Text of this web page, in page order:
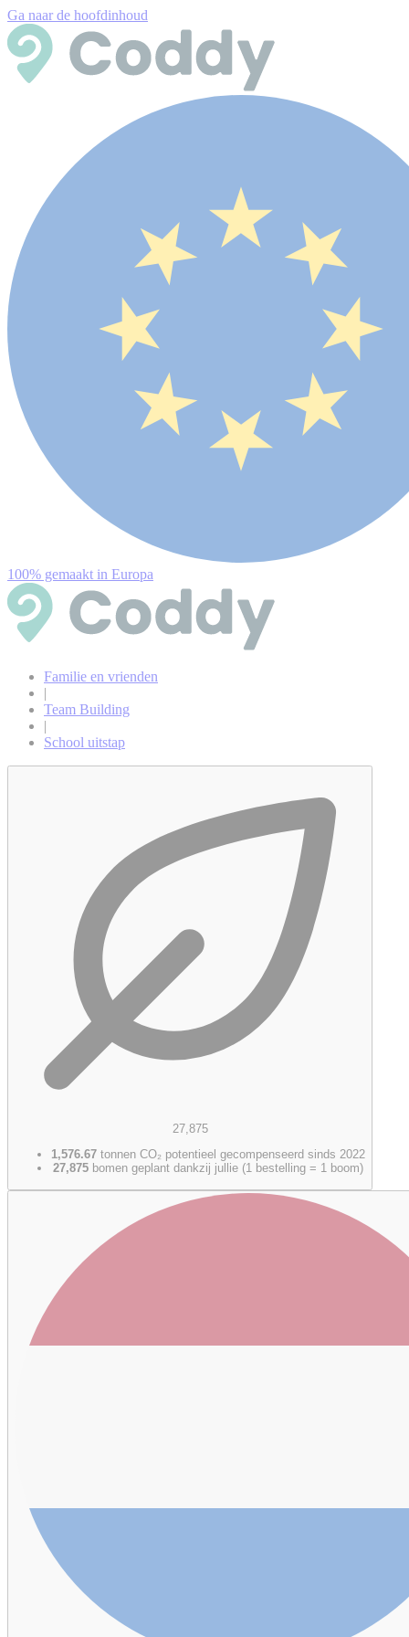
Ga naar de hoofdinhoud
100% gemaakt in Europa
Familie en vrienden
|
Team Building
|
School uitstap
27,875
1,576.67 tonnen CO₂ potentieel gecompenseerd sinds 2022
27,875 bomen geplant dankzij jullie (1 bestelling = 1 boom)